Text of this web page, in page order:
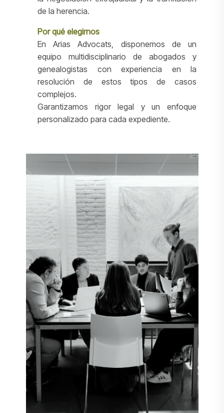
de la herencia.
Por qué elegirnos
En Arias Advocats, disponemos de un
equipo multidisciplinario de abogados y
genealogistas con experiencia en la
resolución de estos tipos de casos
complejos.
Garantizamos rigor legal y un enfoque
personalizado para cada expediente.